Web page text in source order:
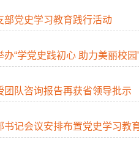
部党史学习教育践行活动
办“学党史践初心 助力美丽校
团队咨询报告再获省领导批示
书记会议安排布置党史学习教